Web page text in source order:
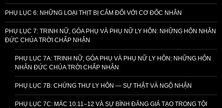
PHỤ LỤC 6: NHỮNG LOẠI THỊT BỊ CẤM ĐỐI VỚI CƠ ĐỐC NHÂN
PHỤ LỤC 7: TRINH NỮ, GÓA PHỤ VÀ PHỤ NỮ LY HÔN: NHỮNG HÔN NHÂN
ĐỨC CHÚA TRỜI CHẤP NHẬN
PHỤ LỤC 7A: TRINH NỮ, GÓA PHỤ VÀ PHỤ NỮ LY HÔN: NHỮNG HÔN
NHÂN ĐỨC CHÚA TRỜI CHẤP NHẬN
PHỤ LỤC 7B: CHỨNG THƯ LY HÔN — SỰ THẬT VÀ NGỘ NHẬN
PHỤ LỤC 7C: MÁC 10:11–12 VÀ SỰ BÌNH ĐẲNG GIẢ TẠO TRONG TỘI